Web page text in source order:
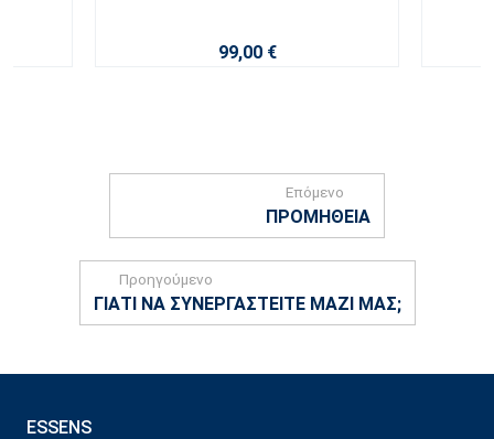
99,00 €
Προηγούμενο
ΓΙΑΤΊ ΝΑ ΣΥΝΕΡΓΑΣΤΕΊΤΕ ΜΑΖΊ ΜΑΣ;
Επόμενο
ΠΡΟΜΉΘΕΙΑ
ESSENS